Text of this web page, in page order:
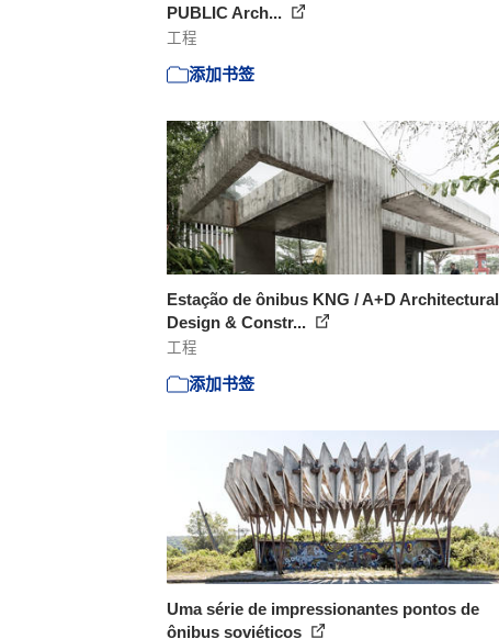
PUBLIC Arch...
工程
添加书签
Estação de ônibus KNG / A+D Architectural
Design & Constr...
工程
添加书签
Uma série de impressionantes pontos de
ônibus soviéticos